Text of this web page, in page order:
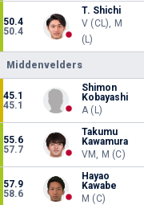
50.4
50.4
T. Shichi
V (CL), M
(L)
Middenvelders
45.1
45.1
Shimon
Kobayashi
A (L)
55.6
57.7
Takumu
Kawamura
VM, M (C)
57.9
58.6
Hayao
Kawabe
M (C)